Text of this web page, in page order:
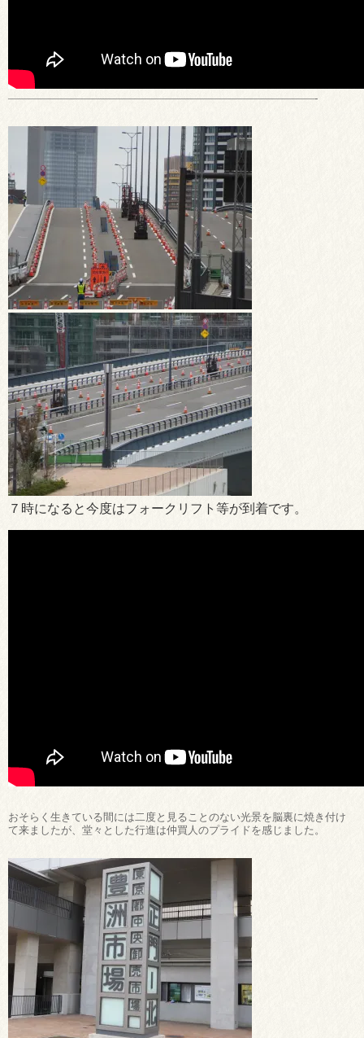
—————————————————————————————-
７時になると今度はフォークリフト等が到着です。
おそらく生きている間には二度と見ることのない光景を脳裏に焼き付け
て来ましたが、堂々とした行進は仲買人のプライドを感じました。